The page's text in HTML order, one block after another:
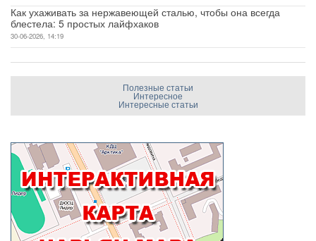
Как ухаживать за нержавеющей сталью, чтобы она всегда
блестела: 5 простых лайфхаков
30-06-2026, 14:19
Полезные статьи
Интересное
Интересные статьи